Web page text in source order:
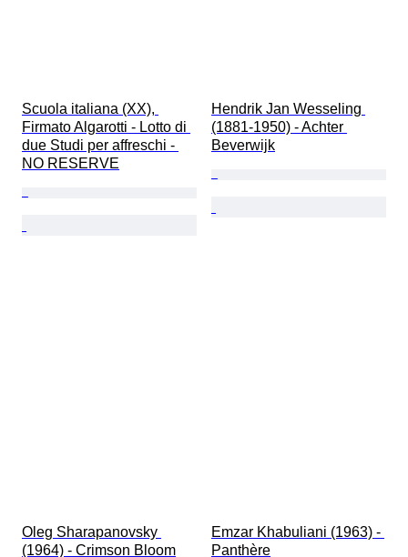
Scuola italiana (XX),
Firmato Algarotti - Lotto di
due Studi per affreschi -
NO RESERVE
Hendrik Jan Wesseling
(1881-1950) - Achter
Beverwijk
Oleg Sharapanovsky
(1964) - Crimson Bloom
Emzar Khabuliani (1963) -
Panthère